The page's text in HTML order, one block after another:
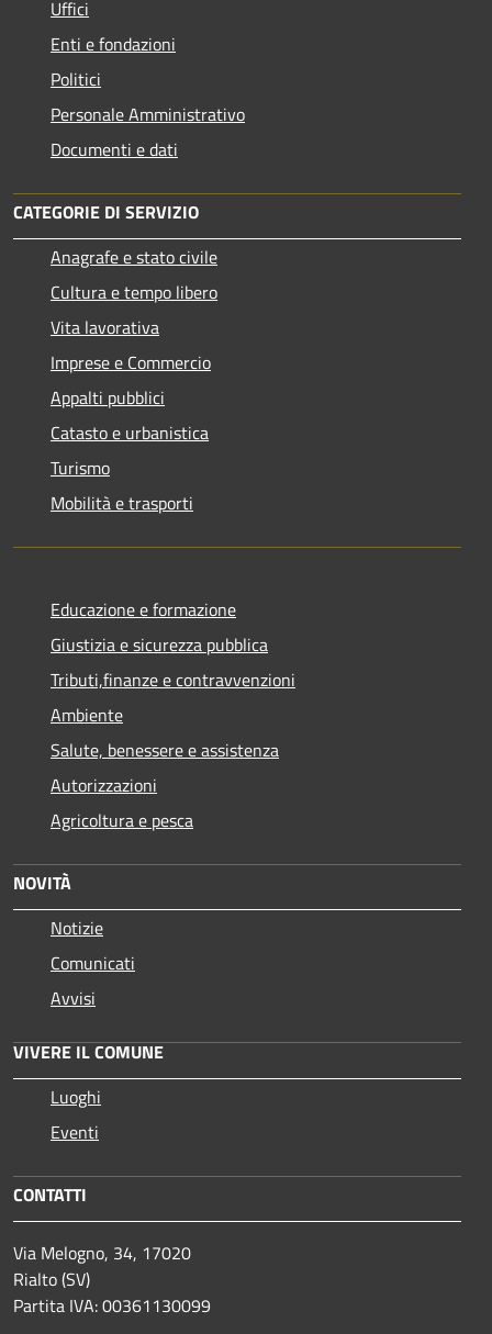
Uffici
Enti e fondazioni
Politici
Personale Amministrativo
Documenti e dati
CATEGORIE DI SERVIZIO
Anagrafe e stato civile
Cultura e tempo libero
Vita lavorativa
Imprese e Commercio
Appalti pubblici
Catasto e urbanistica
Turismo
Mobilità e trasporti
Educazione e formazione
Giustizia e sicurezza pubblica
Tributi,finanze e contravvenzioni
Ambiente
Salute, benessere e assistenza
Autorizzazioni
Agricoltura e pesca
NOVITÀ
Notizie
Comunicati
Avvisi
VIVERE IL COMUNE
Luoghi
Eventi
CONTATTI
Via Melogno, 34, 17020
Rialto (SV)
Partita IVA: 00361130099